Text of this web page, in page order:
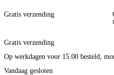
Gratis verzending
Gratis verzending
Op werkdagen voor 15.00 besteld,
Vandaag gesloten